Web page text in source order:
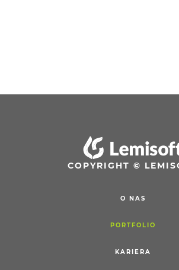
COPYRIGHT ©
O NAS
PORTFOLIO
KARIERA